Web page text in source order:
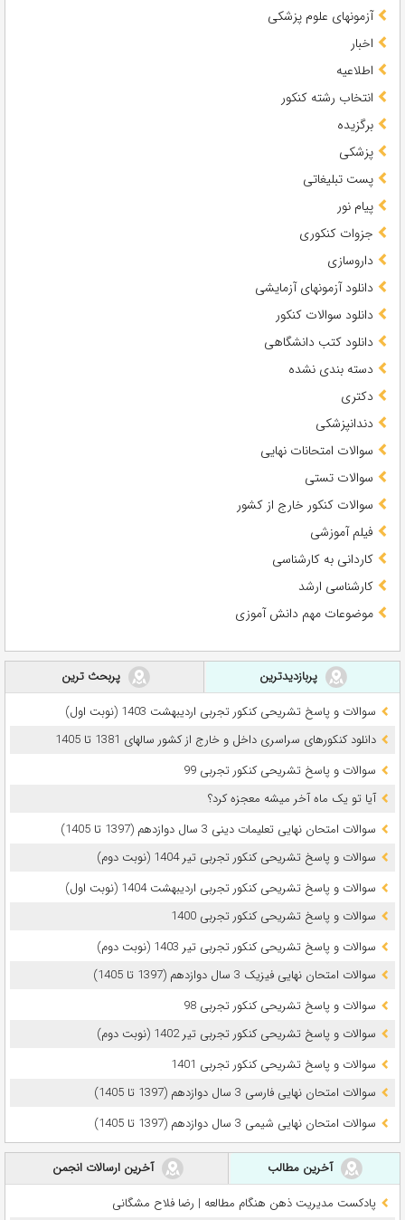
آزمونهای علوم پزشکی
اخبار
اطلاعیه
انتخاب رشته کنکور
برگزیده
پزشکی
پست تبلیغاتی
پیام نور
جزوات کنکوری
داروسازی
دانلود آزمونهای آزمایشی
دانلود سوالات کنکور
دانلود کتب دانشگاهی
دسته بندی نشده
دکتری
دندانپزشکی
سوالات امتحانات نهایی
سوالات تستی
سوالات کنکور خارج از کشور
فیلم آموزشی
کاردانی به کارشناسی
کارشناسی ارشد
موضوعات مهم دانش آموزی
پربازدیدترین
پربحث ترین
سوالات و پاسخ تشریحی کنکور تجربی اردیبهشت 1403 (نوبت اول)
دانلود کنکورهای سراسری داخل و خارج از کشور سالهای 1381 تا 1405
سوالات و پاسخ تشریحی کنکور تجربی 99
آیا تو یک ماه آخر میشه معجزه کرد؟
سوالات امتحان نهایی تعلیمات دینی 3 سال دوازدهم (1397 تا 1405)
سوالات و پاسخ تشریحی کنکور تجربی تیر 1404 (نوبت دوم)
سوالات و پاسخ تشریحی کنکور تجربی اردیبهشت 1404 (نوبت اول)
سوالات و پاسخ تشریحی کنکور تجربی 1400
سوالات و پاسخ تشریحی کنکور تجربی تیر 1403 (نوبت دوم)
سوالات امتحان نهایی فیزیک 3 سال دوازدهم (1397 تا 1405)
سوالات و پاسخ تشریحی کنکور تجربی 98
سوالات و پاسخ تشریحی کنکور تجربی تیر 1402 (نوبت دوم)
سوالات و پاسخ تشریحی کنکور تجربی 1401
سوالات امتحان نهایی فارسی 3 سال دوازدهم (1397 تا 1405)
سوالات امتحان نهایی شیمی 3 سال دوازدهم (1397 تا 1405)
آخرین مطالب
آخرین ارسالات انجمن
پادکست مدیریت ذهن هنگام مطالعه | رضا فلاح مشگانی